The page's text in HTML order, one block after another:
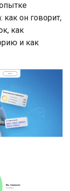
он говорит,
как
и как